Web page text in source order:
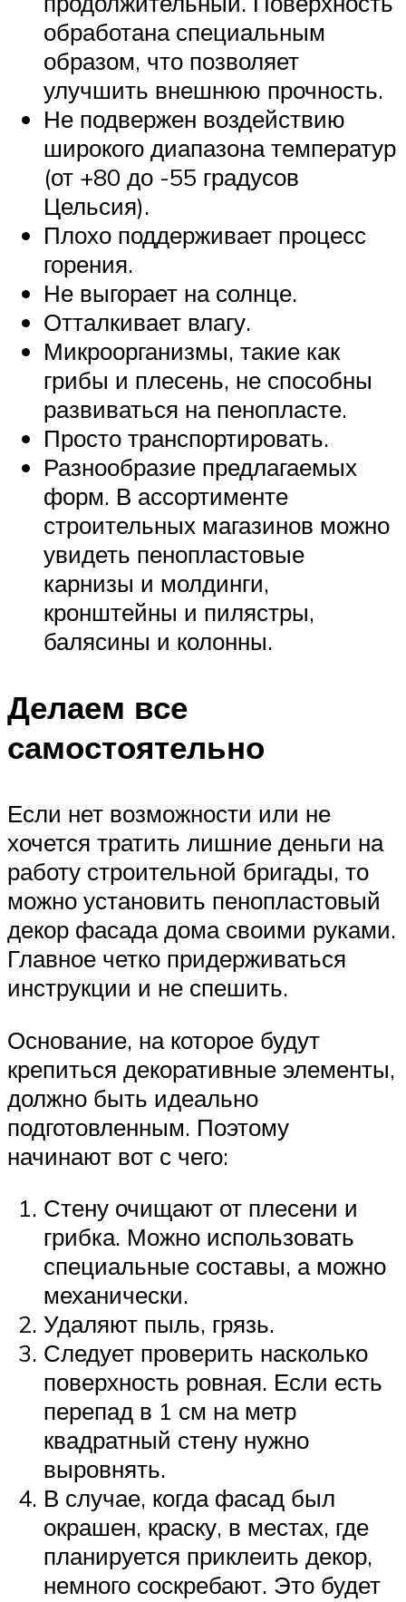
обработана специальным
образом, что позволяет
улучшить внешнюю прочность.
Не подвержен воздействию
широкого диапазона температур
(от +80 до -55 градусов
Цельсия).
Плохо поддерживает процесс
горения.
Не выгорает на солнце.
Отталкивает влагу.
Микроорганизмы, такие как
грибы и плесень, не способны
развиваться на пенопласте.
Просто транспортировать.
Разнообразие предлагаемых
форм. В ассортименте
строительных магазинов можно
увидеть пенопластовые
карнизы и молдинги,
кронштейны и пилястры,
балясины и колонны.
Делаем все
самостоятельно
Если нет возможности или не
хочется тратить лишние деньги на
работу строительной бригады, то
можно установить пенопластовый
декор фасада дома своими руками.
Главное четко придерживаться
инструкции и не спешить.
Основание, на которое будут
крепиться декоративные элементы,
должно быть идеально
подготовленным. Поэтому
начинают вот с чего:
Стену очищают от плесени и
грибка. Можно использовать
специальные составы, а можно
механически.
Удаляют пыль, грязь.
Следует проверить насколько
поверхность ровная. Если есть
перепад в 1 см на метр
квадратный стену нужно
выровнять.
В случае, когда фасад был
окрашен, краску, в местах, где
планируется приклеить декор,
немного соскребают. Это будет